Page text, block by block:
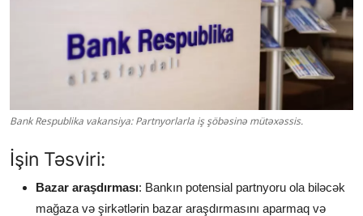
Bank Respublika vakansiya: Partnyorlarla iş şöbəsinə mütəxəssis.
İşin Təsviri:
Bazar araşdırması: Bankın potensial partnyoru ola biləcək
mağaza və şirkətlərin bazar araşdırmasını aparmaq və